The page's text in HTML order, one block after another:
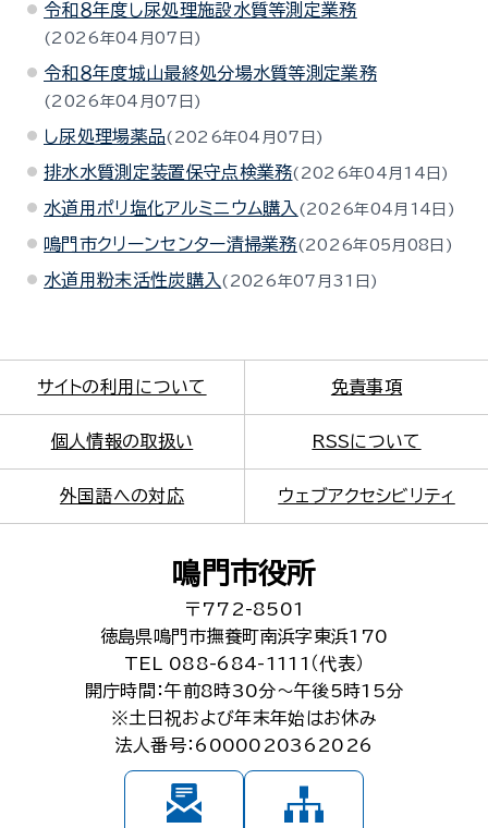
令和８年度し尿処理施設水質等測定業務
2026年04月07日
令和８年度城山最終処分場水質等測定業務
2026年04月07日
し尿処理場薬品 2026年04月07日
排水水質測定装置保守点検業務 2026年04月14日
水道用ポリ塩化アルミニウム購入 2026年04月14日
鳴門市クリーンセンター清掃業務 2026年05月08日
水道用粉末活性炭購入 2026年07月31日
サイトの利用について 免責事項
個人情報の取扱い RSSについて
外国語への対応 ウェブアクセシビリティ
鳴門市役所
〒772-8501
徳島県鳴門市撫養町南浜字東浜170
TEL 088-684-1111（代表）
開庁時間：午前8時30分～午後5時15分
※土日祝および年末年始はお休み
法人番号：6000020362026